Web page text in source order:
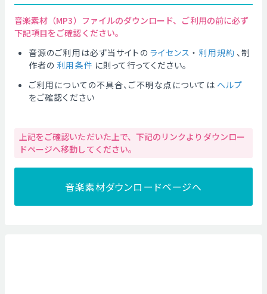
音楽素材（MP3）ファイルのダウンロード、ご利用の前に必ず
下記項目をご確認ください。
音源のご利用は必ず当サイトの ライセンス ・ 利用規約 、制
作者の 利用条件 に則って行ってください。
ご利用についての不具合、ご不明な点については ヘルプ
をご確認ください
上記をご確認いただいた上で、下記のリンクよりダウンロー
ドページへ移動してください。
音楽素材ダウンロードページへ